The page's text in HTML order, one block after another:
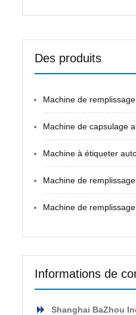
Des produits
Machine de
Machine de capsulage
Machine à étiqueter
Machine de
Machine de
Informations de
Shanghai BaZhou